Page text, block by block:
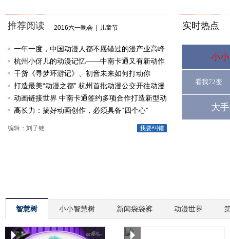
推荐阅读 2016六一晚会 儿童节
一年一度，中国动漫人都不愿错过的漫产业高峰
论坛
杭州小伢儿的动漫记忆——中南卡通又有新动作
啦
干货《寻梦环游记》、初音未来如何打动你
打造最美“动漫之都” 杭州首批动漫公交开往动漫
节
动画链接世界 中南卡通签约多项合作打造新型动
漫产业
高长力：搞好动画创作，必须具备“四个心”
我要纠错
编辑：刘子铭
实时热点
小
看我72变
大
智慧树 小小智慧树 新闻袋袋裤 动漫世界